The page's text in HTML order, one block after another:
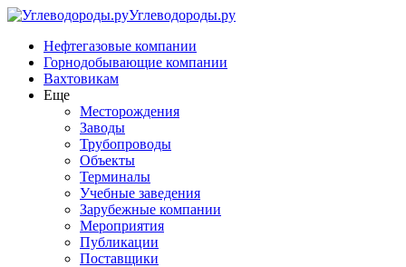
Углеводороды.ру
Нефтегазовые компании
Горнодобывающие компании
Вахтовикам
Еще
Месторождения
Заводы
Трубопроводы
Объекты
Терминалы
Учебные заведения
Зарубежные компании
Мероприятия
Публикации
Поставщики